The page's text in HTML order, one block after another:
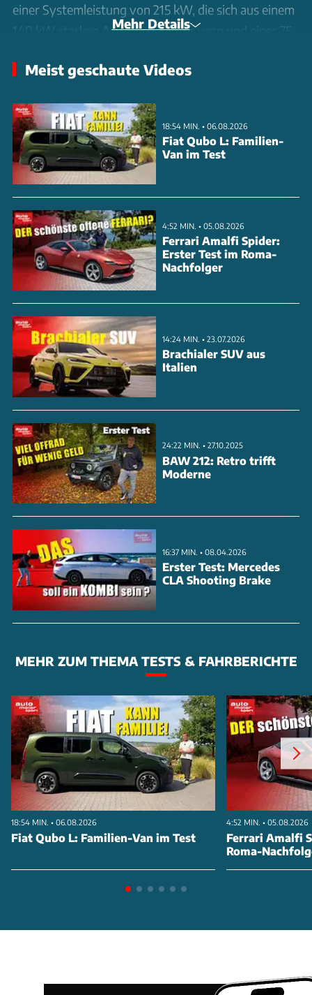
einer Systemleistung von 215 kW, die sich aus einem
140 kW starken Asynchronmotor vorn und einer 75
zusammensetzt, beschleunigt der 2,1-Tonner
ermöglicht Reichweiten zwischen 285 und 373
Kilometern im Test. An Schnellladesäulen lädt der
EQB mit bis zu 100 kW. Besonders überzeugt das
harmonische Fahrverhalten mit präziser Lenkung
und ausgewogenem Federungskomfort. Die
adaptive Rekuperation und intelligente
Routenplanung optimieren die Effizienz. Mit einem
Verbrauch von 25,9 kWh/100 km im Test zeigt sich
der Premium-SUV aber etwas durstiger als die
direkten Konkurrenten von Audi und BMW.
Mehr Details
Meist geschaute Videos
18:54 MIN. • 06.08.2026
Fiat Qubo L: Familien-
Van im Test
4:52 MIN. • 05.08.2026
Ferrari Amalfi Spider:
Erster Test im Roma-
Nachfolger
14:24 MIN. • 23.07.2026
Brachialer SUV aus
Italien
24:22 MIN. • 27.10.2025
BAW 212: Retro trifft
Moderne
16:37 MIN. • 08.04.2026
Erster Test: Mercedes
CLA Shooting Brake
MEHR ZUM THEMA TESTS & FAHRBERICHTE
18:54 MIN. • 06.08.2026
Fiat Qubo L: Familien-Van im Test
4:52 MIN. • 05.08.2026
Ferrari Amalfi
Roma-